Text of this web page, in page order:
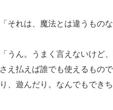
「それは、魔法とは違うもの
「うん。うまく言えないけど
さえ払えば誰でも使えるもの
り、遊んだり。なんでもでき